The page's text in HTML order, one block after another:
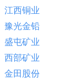
江西铜业
豫光金铅
盛屯矿业
西部矿业
金田股份